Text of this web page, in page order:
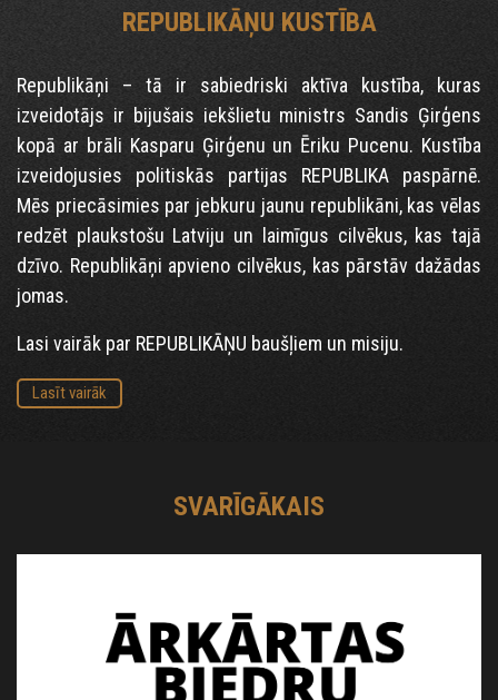
REPUBLIKĀŅU KUSTĪBA
Republikāņi – tā ir sabiedriski aktīva kustība, kuras
izveidotājs ir bijušais iekšlietu ministrs Sandis Ģirģens
kopā ar brāli Kasparu Ģirģenu un Ēriku Pucenu. Kustība
izveidojusies politiskās partijas REPUBLIKA paspārnē.
Mēs priecāsimies par jebkuru jaunu republikāni, kas vēlas
redzēt plaukstošu Latviju un laimīgus cilvēkus, kas tajā
dzīvo. Republikāņi apvieno cilvēkus, kas pārstāv dažādas
jomas.
Lasi vairāk par REPUBLIKĀŅU baušļiem un misiju.
Lasīt vairāk
SVARĪGĀKAIS